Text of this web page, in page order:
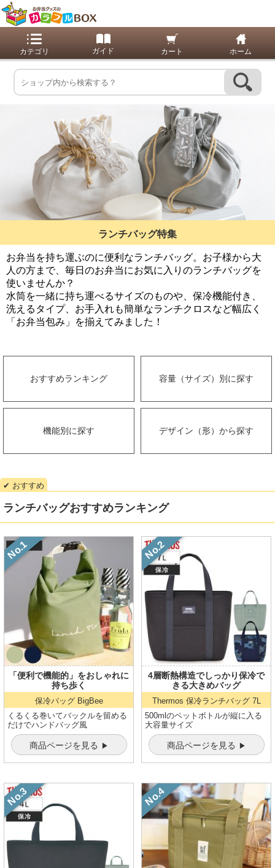
ランチバッグ特集
お弁当を持ち運ぶのに便利なランチバッグ。 お子様から大
人の方まで、毎日のお弁当にお気に入りのランチバッグを
使いませんか？
水筒を一緒に持ち運べるサイズのものや、保冷機能付き、
洗えるタイプ、 お手入れも簡単なランチクロスなど幅広く
「お弁当包み」を揃えてみました！
おすすめランキング 容量（サイズ）別に探す
機能別に探す デザイン（形）から探す
ランチバッグおすすめランキング
「便利で機能的」をおしゃれに
持ち歩く
保冷バッグ BigBee
くるくる巻いてバックルを留める
だけでハンドバッグ風
商品ページを見る
4層断熱構造でしっかり保冷で
きる大きめバッグ
Thermos 保冷ランチバッグ 7L
500mlのペットボトルが縦に入る
大容量サイズ
商品ページを見る